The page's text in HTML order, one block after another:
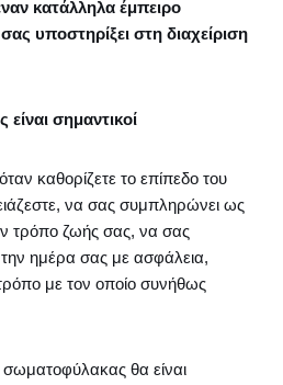
κατάλληλα έμπειρο
υποστηρίξει στη διαχείριση
είναι σημαντικοί
καθορίζετε το επίπεδο του
να σας συμπληρώνει ως
τρόπο ζωής σας, να σας
την ημέρα σας με ασφάλεια,
με τον οποίο συνήθως
σωματοφύλακας θα είναι